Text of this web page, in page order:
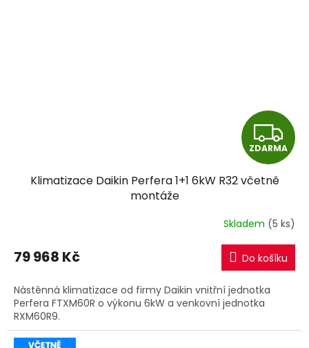
Z
D
R
M
A
ZDARMA
Klimatizace Daikin Perfera 1+1 6kW R32 včetně
montáže
Skladem (5 ks)
79 968 Kč Do košíku
Nástěnná klimatizace od firmy Daikin vnitřní jednotka
Perfera FTXM60R o výkonu 6kW a venkovní jednotka
RXM60R9.